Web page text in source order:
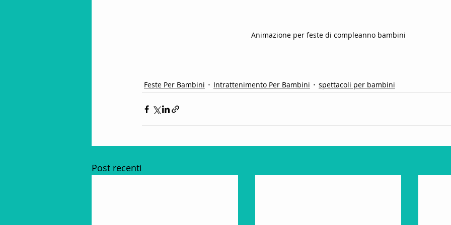
Animazione per feste di compleanno bambini
Feste Per Bambini Intrattenimento Per Bambini spettacoli per bambini
Post recenti